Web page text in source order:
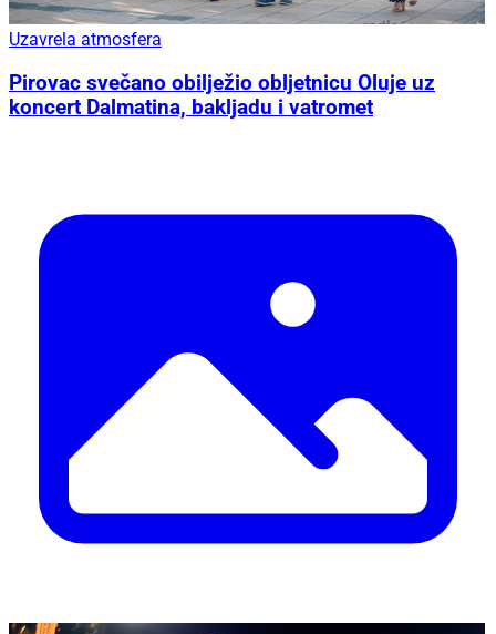
Uzavrela atmosfera
Pirovac svečano obilježio obljetnicu Oluje uz
koncert Dalmatina, bakljadu i vatromet